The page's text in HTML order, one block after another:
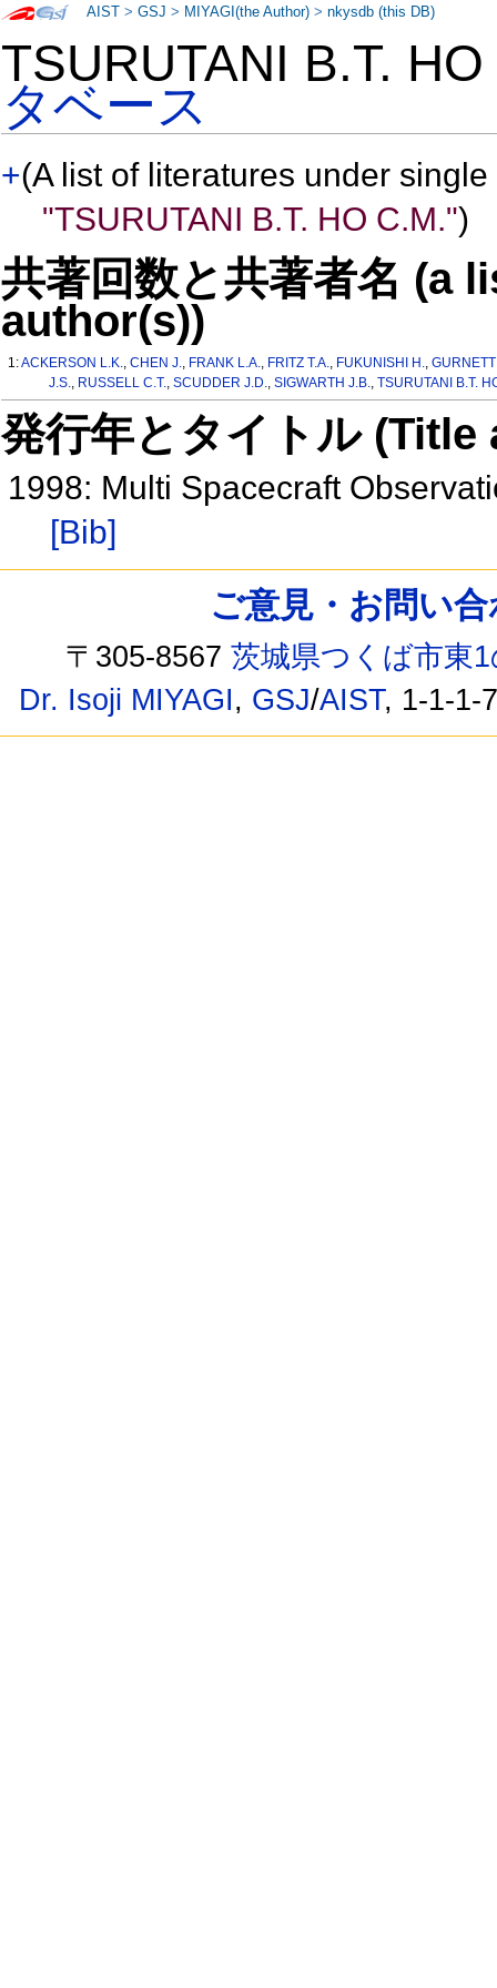
TSURUTANI B.T.
タベース
+(A list of literatures under
"TSURUTANI B.T. HO C.M.")
共著回数と共著者名 (a
author(s))
1:ACKERSON L.K.,CHEN J., FRANK L.A., FRITZ T.A., FUKUNISHI H.,
J.S., RUSSELL C.T., SCUDDER J.D., SIGWARTH J.B., TSURUTANI B.T.
発行年とタイトル
1998: Multi Spacecraft
[Bib]
AIST >GSJ > MIYAGI(the Author) >nkysdb (this DB)
ご意見・お問い
〒305-8567茨城県つくば市東
Dr. Isoji MIYAGI, GSJ/AIST, 1-1-1-